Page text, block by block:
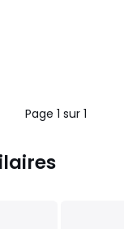
Page 1 sur 1